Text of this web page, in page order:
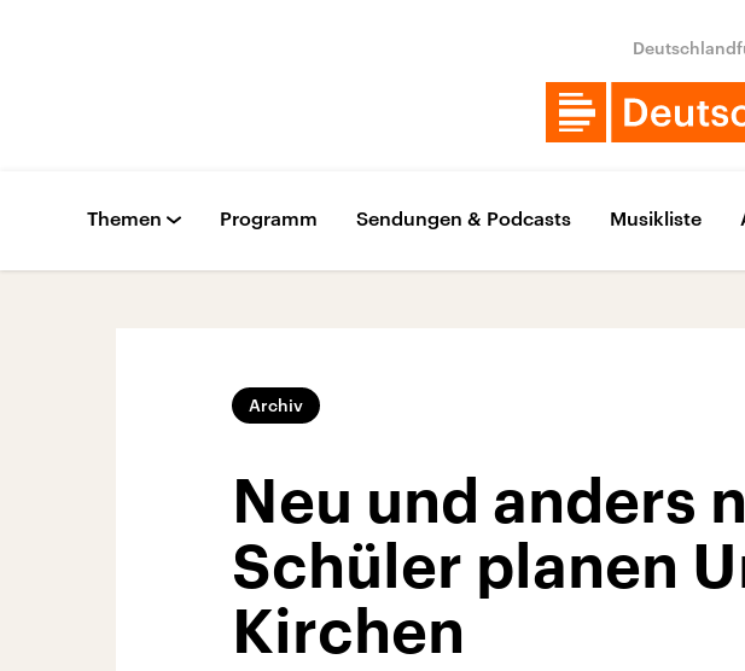
Themen Programm Sendungen & Podcasts Musikliste
Archiv
Neu und anders
Schüler planen
Kirchen